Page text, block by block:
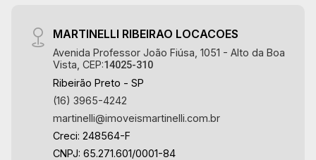
MARTINELLI RIBEIRAO LOCACOES
Avenida Professor João Fiúsa, 1051 - Alto da Boa
Vista, CEP:14025-310
Ribeirão Preto - SP
(16) 3965-4242
martinelli@imoveismartinelli.com.br
Creci: 248564-F
CNPJ: 65.271.601/0001-84